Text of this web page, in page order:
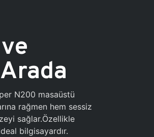
N200 masaüstü
rağmen hem sessiz
sağlar.Özellikle
bilgisayardır.